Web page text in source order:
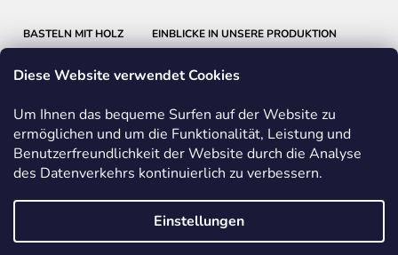
Diese Website verwendet Cookies
Um Ihnen das bequeme Surfen auf der Website zu
ermöglichen und um die Funktionalität, Leistung und
Benutzerfreundlichkeit der Website durch die Analyse
des Datenverkehrs kontinuierlich zu verbessern.
Einstellungen
BASTELN MIT HOLZ EINBLICKE IN UNSERE PRODUKTION
METRIE BMI
FABER-CASTELL
FRIEDRICH RICHTER MESSWERKZEUGE
Vom Vertrag zurücktreten